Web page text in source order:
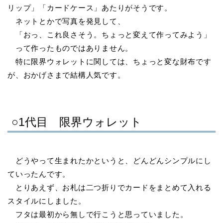
リップ」「カードケース」あたりがそうです。
ネットとかで写真を発見して、
「おっ、これ良さそう。ちょっと変えて作ってみよう」
って作ったものではありません。
特に限界ウォレットに関しては、ちょっと変な財布です
が、おかげさまで結構人気です。
○1代目 限界ウォレット
どうやって生まれたかというと、どんどんシンプルにし
ていったんです。
とりあえず、お札は二つ折りでカードをまとめて入れる
スタイルにしました。
フタは最初から無しで行こうと思っていました。